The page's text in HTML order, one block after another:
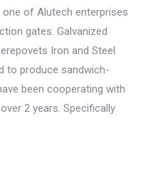
of Alutech enterprises
gates. Galvanized
Iron and Steel
to produce sandwich-
been cooperating with
2 years. Specifically